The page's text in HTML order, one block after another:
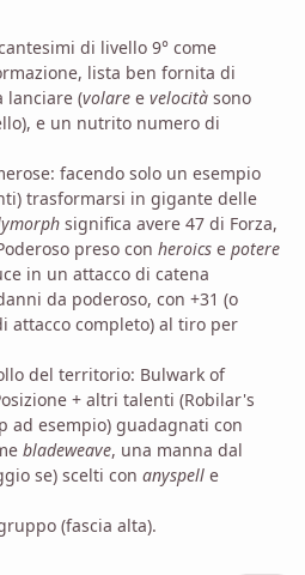
di livello 9° come
lista ben fornita di
lanciare (volare e velocità sono
e un nutrito numero di
facendo solo un esempio
trasformarsi in gigante delle
significa avere 47 di Forza,
preso con heroics e potere
in un attacco di catena
da poderoso, con +31 (o
attacco completo) al tiro per
del territorio: Bulwark of
+ altri talenti (Robilar's
ad esempio) guadagnati con
bladeweave, una manna dal
se) scelti con anyspell e
(fascia alta).